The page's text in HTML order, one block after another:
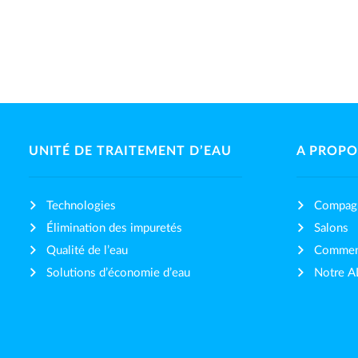
UNITÉ DE TRAITEMENT D’EAU
Technologies
Élimination des impuretés
Qualité de l’eau
Solutions d’économie d’eau
A
Salons
Notre